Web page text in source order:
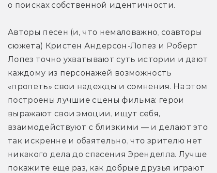
о поисках собственной идентичности.
Авторы песен (и, что немаловажно, соавторы
сюжета) Кристен Андерсон-Лопез и Роберт
Лопез точно ухватывают суть истории и дают
каждому из персонажей возможность
«пропеть» свои надежды и сомнения. На этом
построены лучшие сцены фильма: герои
выражают свои эмоции, ищут себя,
взаимодействуют с близкими — и делают это
так искренне и обаятельно, что зрителю нет
никакого дела до спасения Эренделла. Лучше
покажите ещё раз, как добрые друзья играют